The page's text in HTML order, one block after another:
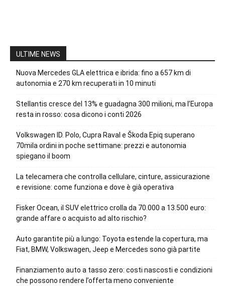
ULTIME NEWS
Nuova Mercedes GLA elettrica e ibrida: fino a 657 km di
autonomia e 270 km recuperati in 10 minuti
Stellantis cresce del 13% e guadagna 300 milioni, ma l’Europa
resta in rosso: cosa dicono i conti 2026
Volkswagen ID. Polo, Cupra Raval e Škoda Epiq superano
70mila ordini in poche settimane: prezzi e autonomia
spiegano il boom
La telecamera che controlla cellulare, cinture, assicurazione
e revisione: come funziona e dove è già operativa
Fisker Ocean, il SUV elettrico crolla da 70.000 a 13.500 euro:
grande affare o acquisto ad alto rischio?
Auto garantite più a lungo: Toyota estende la copertura, ma
Fiat, BMW, Volkswagen, Jeep e Mercedes sono già partite
Finanziamento auto a tasso zero: costi nascosti e condizioni
che possono rendere l’offerta meno conveniente